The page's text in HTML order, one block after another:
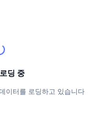
딩 중
이터를 로딩하고 있습니다